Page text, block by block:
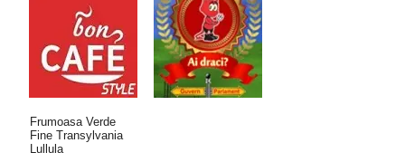
Frumoasa Verde
Fine Transylvania
Lullula